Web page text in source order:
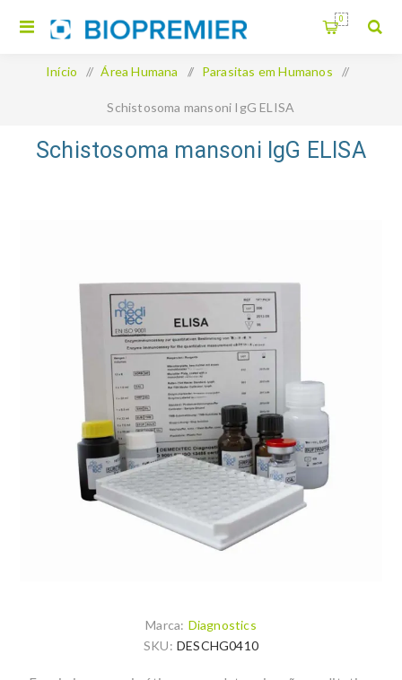
0
Início / Área Humana / Parasitas em Humanos /
Schistosoma mansoni IgG ELISA
Schistosoma mansoni IgG ELISA
Marca: Diagnostics
SKU: DESCHG0410